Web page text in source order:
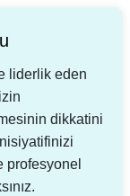
liderlik eden
dikkatini
profesyonel